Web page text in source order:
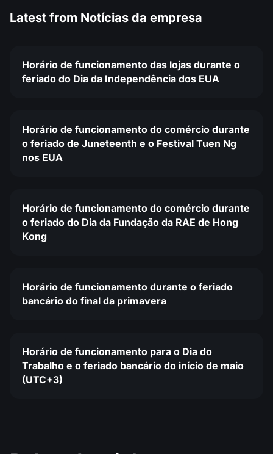
Latest from Notícias da empresa
Horário de funcionamento das lojas durante o
feriado do Dia da Independência dos EUA
Horário de funcionamento do comércio durante
o feriado de Juneteenth e o Festival Tuen Ng
nos EUA
Horário de funcionamento do comércio durante
o feriado do Dia da Fundação da RAE de Hong
Kong
Horário de funcionamento durante o feriado
bancário do final da primavera
Horário de funcionamento para o Dia do
Trabalho e o feriado bancário do início de maio
(UTC+3)